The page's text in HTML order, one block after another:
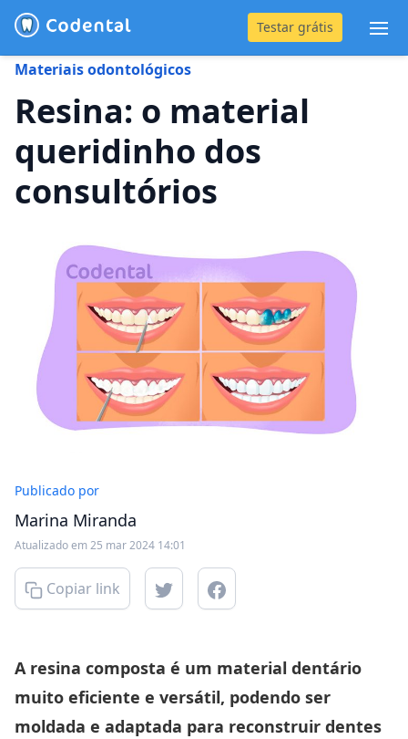
Testar grátis
Blog
Recursos
Entrar
Materiais odontológicos
Resina: o material
queridinho dos
consultórios
Publicado por
Marina Miranda
Atualizado em 25 mar 2024 14:01
Copiar link
A resina composta é um material dentário
muito eficiente e versátil, podendo ser
moldada e adaptada para reconstruir dentes